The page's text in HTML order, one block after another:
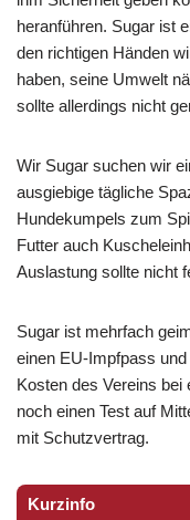
heranführen. Sugar ist
den richtigen Händen
haben, seine Umwelt
sollte allerdings nicht
Wir Sugar suchen wir
ausgiebige tägliche
Hundekumpels zum
Futter auch
Auslastung sollte nicht
Sugar ist mehrfach
einen EU-Impfpass
Kosten des Vereins bei
noch einen Test auf
mit Schutzvertrag.
Kurzinfo